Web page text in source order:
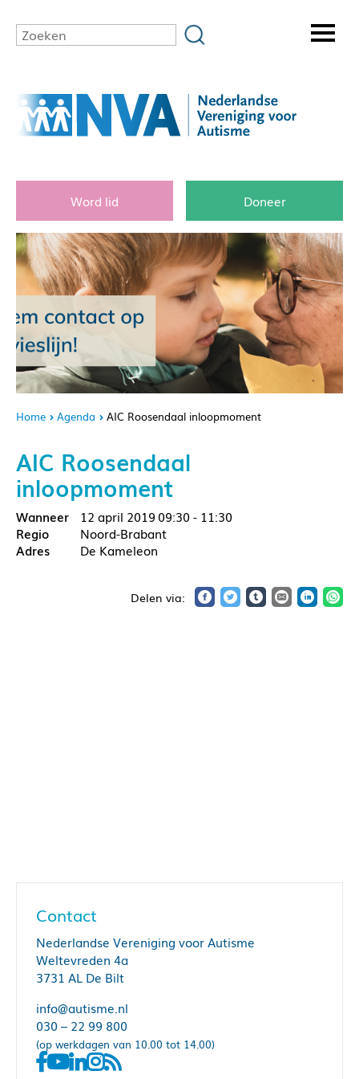
Word lid Doneer
Home Agenda AIC Roosendaal inloopmoment
AIC Roosendaal
inloopmoment
12 april 2019 09:30 - 11:30
Noord-Brabant
De Kameleon
Contact
Nederlandse Vereniging voor Autisme
Weltevreden 4a
3731 AL De Bilt
info@autisme.nl
030 – 22 99 800
(op werkdagen van 10.00 tot 14.00)